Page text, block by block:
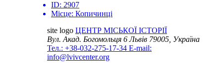
ID: 2907
Місце: Копичинці
site logo ЦЕНТР МІСЬКОЇ ІСТОРІЇ
Вул. Акад. Богомольця 6Львів 79005, Україна
Тел.: +38-032-275-17-34 E-mail:
info@lvivcenter.org